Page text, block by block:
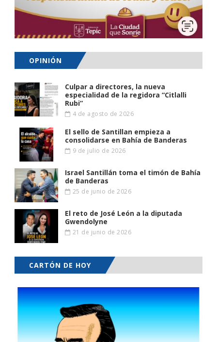
OPINIÓN
Culpar a directores, la nueva
especialidad de la regidora “Citlalli
Rubi”
4 de agosto de 2026
El sello de Santillan empieza a
consolidarse en Bahía de Banderas
9 de julio de 2026
Israel Santillán toma el timón de Bahía
de Banderas
25 de junio de 2026
El reto de José León a la diputada
Gwendolyne
21 de junio de 2026
CARTÓN DE HOY